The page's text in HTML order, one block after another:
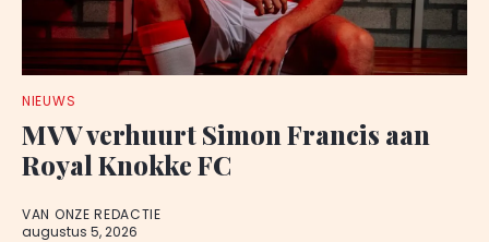
NIEUWS
MVV verhuurt Simon Francis aan
Royal Knokke FC
VAN ONZE REDACTIE
augustus 5, 2026